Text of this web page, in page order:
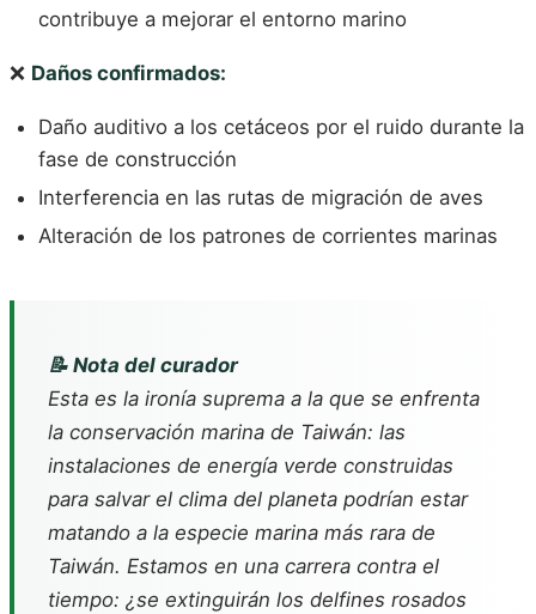
contribuye a mejorar el entorno marino
❌ Daños confirmados:
Daño auditivo a los cetáceos por el ruido durante la
fase de construcción
Interferencia en las rutas de migración de aves
Alteración de los patrones de corrientes marinas
📝 Nota del curador
Esta es la ironía suprema a la que se enfrenta
la conservación marina de Taiwán: las
instalaciones de energía verde construidas
para salvar el clima del planeta podrían estar
matando a la especie marina más rara de
Taiwán. Estamos en una carrera contra el
tiempo: ¿se extinguirán los delfines rosados